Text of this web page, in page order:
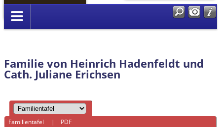
Anmelden
Familie von Heinrich Hadenfeldt und
Cath. Juliane Erichsen
Familientafel | PDF